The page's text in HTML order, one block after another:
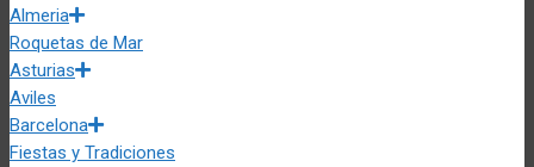
Almeria
Roquetas de Mar
Asturias
Aviles
Barcelona
Fiestas y Tradiciones